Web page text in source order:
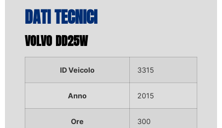
DATI TECNICI
VOLVO DD25W
ID Veicolo 3315
Anno 2015
Ore 300